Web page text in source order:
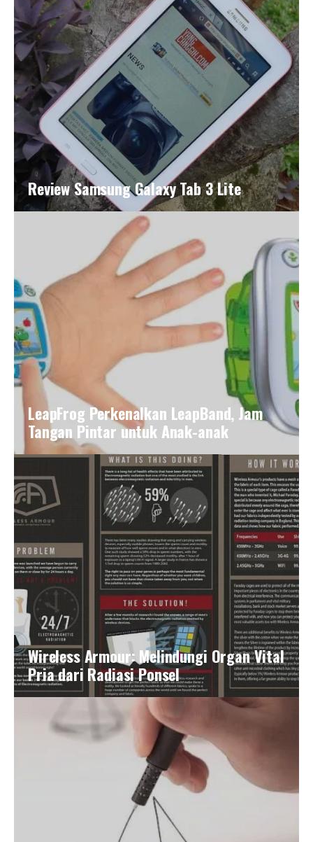
Review Samsung Galaxy Tab 3 Lite
LeapFrog Perkenalkan LeapBand, Jam
Tangan Pintar untuk Anak-anak
Wireless Armour: Melindungi Organ Vital
Pria dari Radiasi Ponsel